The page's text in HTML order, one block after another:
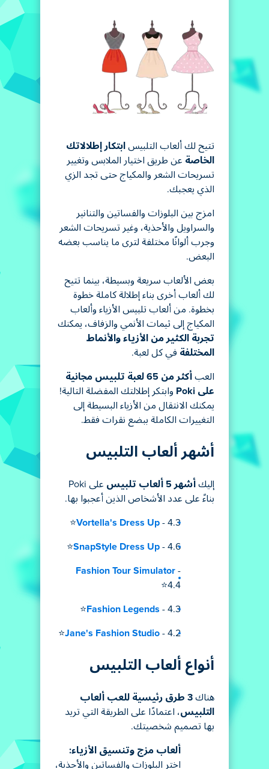
تتيح لك ألعاب التلبيس ابتكار إطلالاتك
الخاصة عن طريق اختيار الملابس وتغيير
تسريحات الشعر والمكياج حتى تجد الزي
الذي يعجبك.
امزج بين البلوزات والفساتين والتنانير
والسراويل والأحذية، وغير تسريحات الشعر
وجرب ألوانًا مختلفة لترى ما يناسب بعضه
البعض.
بعض الألعاب سريعة وبسيطة، بينما تتيح
لك ألعاب أخرى بناء إطلالة كاملة خطوة
بخطوة. من ألعاب تلبيس الأزياء وألعاب
المكياج إلى ثيمات الأنمي والزفاف، يمكنك
تجربة الكثير من الأزياء والأنماط
المختلفة في كل لعبة.
العب
أكثر من 65 لعبة تلبيس مجانية
على Poki
وابتكر إطلالتك المفضلة التالية!
يمكنك الانتقال من الأزياء البسيطة إلى
التغييرات الكاملة ببضع نقرات فقط.
أشهر ألعاب التلبيس
إليك أشهر 5 ألعاب تلبيس
على Poki
بناءً على عدد الأشخاص الذين أعجبوا بها.
Vortella's Dress Up - 4.3⭐
SnapStyle Dress Up - 4.6⭐
Fashion Tour Simulator -
4.4⭐
Fashion Legends - 4.3⭐
Jane's Fashion Studio - 4.2⭐
أنواع ألعاب التلبيس
هناك
3 طرق رئيسية للعب ألعاب
التلبيس، اعتمادًا على الطريقة التي تريد
بها تصميم شخصيتك.
ألعاب مزج وتنسيق الأزياء:
اختر البلوزات والفساتين والأحذية،